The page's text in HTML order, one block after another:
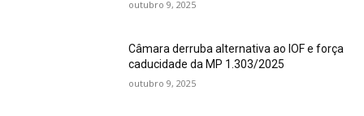
outubro 9, 2025
Câmara derruba alternativa ao IOF e força
caducidade da MP 1.303/2025
outubro 9, 2025